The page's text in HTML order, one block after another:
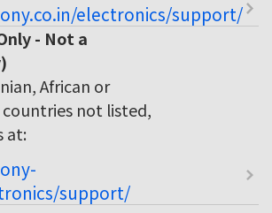
electronics/support/
- Not a
African or
not listed,
at:
support/